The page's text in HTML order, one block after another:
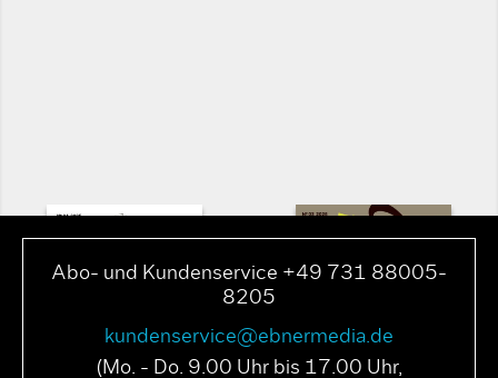
Abo- und Kundenservice +49 731 88005-
8205
kundenservice@ebnermedia.de
(Mo. - Do. 9.00 Uhr bis 17.00 Uhr,